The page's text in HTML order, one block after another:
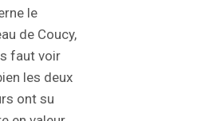
le
de Coucy,
faut voir
les deux
ont su